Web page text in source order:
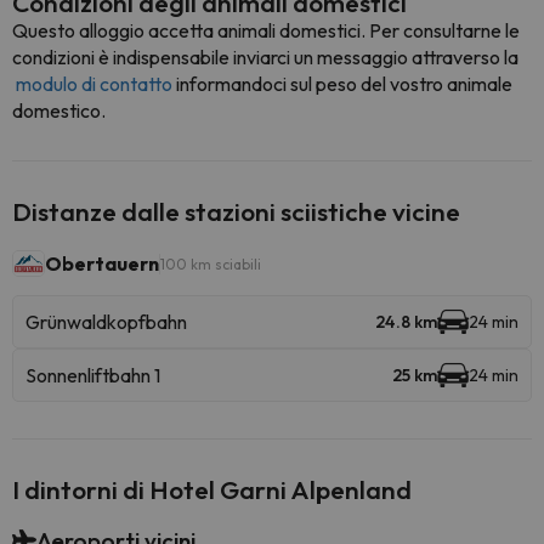
Questo alloggio accetta animali domestici. Per consultarne le
condizioni è indispensabile inviarci un messaggio attraverso la
modulo di contatto informandoci sul peso del vostro animale
domestico.
Distanze dalle stazioni sciistiche vicine
Obertauern100 km sciabili
Grünwaldkopfbahn 24.8 km 24 min
Sonnenliftbahn 1 25 km 24 min
I dintorni di Hotel Garni Alpenland